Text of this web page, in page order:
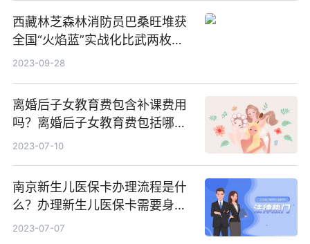
西藏林芝森林消防员巴桑旺堆获
全国“火焰蓝”实战化比武两枚金
牌_天天百事通
2023-09-28
离婚后子女教育费包含补课费用
吗？离婚后子女教育费包括哪
些？
2023-07-10
南京新生儿医保卡办理流程是什
么？办理新生儿医保卡需要身份
证吗？ 全球微动态
2023-07-07